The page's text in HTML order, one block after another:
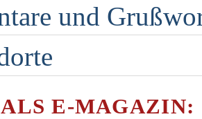
und
E-MAGAZIN: